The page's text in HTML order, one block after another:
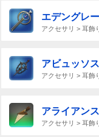
エデングレ
アクセサリ > 耳飾
アビュッソ
アクセサリ > 耳飾
アライアン
アクセサリ > 耳飾